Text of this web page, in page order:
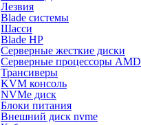
Лезвия
Blade системы
Шасси
Blade HP
Серверные жесткие диски
Серверные процессоры AMD
Трансиверы
KVM консоль
NVMe диск
Блоки питания
Внешний диск nvme